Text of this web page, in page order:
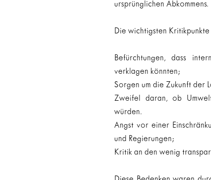
ursprünglichen Abkommens.
Die wichtigsten
Befürchtungen, dass
verklagen könnten;
Sorgen um die Zukunft der
Zweifel daran, ob
würden.
Angst vor einer
und Regierungen;
Kritik an den wenig